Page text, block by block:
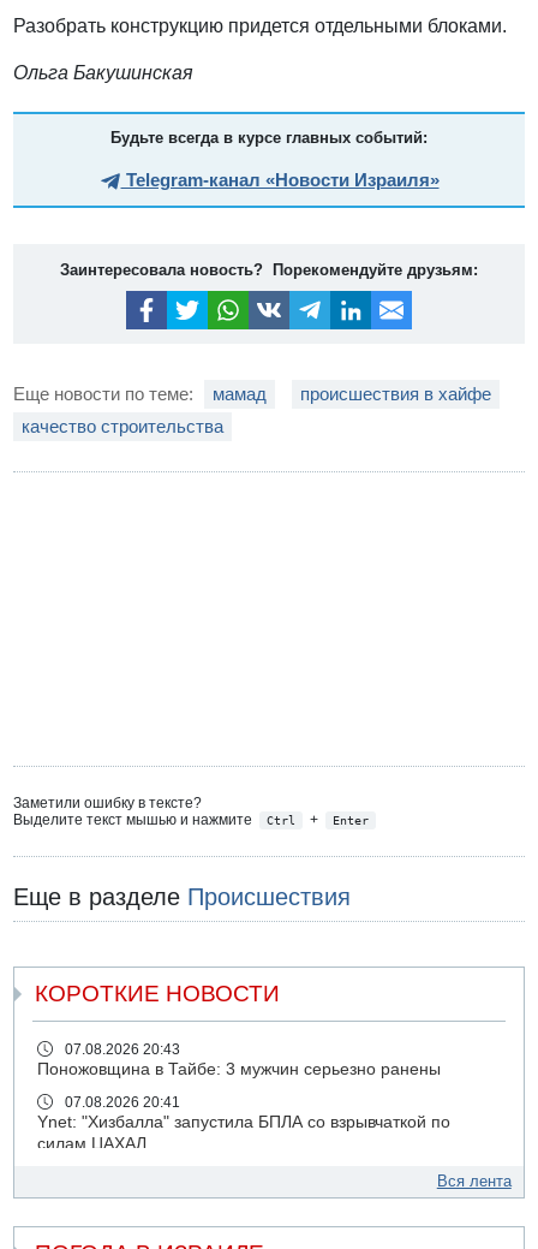
Разобрать конструкцию придется отдельными блоками.
Ольга Бакушинская
Будьте всегда в курсе главных событий:
Telegram-канал «Новости Израиля»
Заинтересовала новость? Порекомендуйте друзьям:
Еще новости по теме: мамад
происшествия в хайфе
качество строительства
Заметили ошибку в тексте?
Выделите текст мышью и нажмите
Ctrl + Enter
Еще в разделе Происшествия
КОРОТКИЕ НОВОСТИ
07.08.2026 20:43
Поножовщина в Тайбе: 3 мужчин серьезно ранены
07.08.2026 20:41
Ynet: "Хизбалла" запустила БПЛА со взрывчаткой по
силам ЦАХАЛ
ДТП в Ашдоде: тяжело ранены двое маленьких детей
07.08.2026 19:14
Вся лента